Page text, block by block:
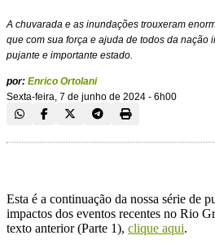
A chuvarada e as inundações trouxeram
que com sua força e ajuda de todos da nação
pujante e importante estado.
por: Enrico Ortolani
Sexta-feira, 7 de junho de 2024 - 6h00
Esta é a continuação da nossa série de
impactos dos eventos recentes no Rio
texto anterior (Parte 1), clique aqui.